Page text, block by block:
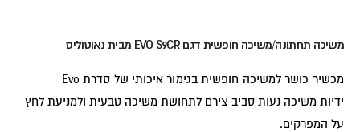
משיכה תחתונה/משיכה חופשית דגם EVO S9CR מבית נאוטוליס
מכשיר כושר למשיכה חופשית בגימור איכותי של סדרת Evo
ידיות משיכה נעות סביב צירם לתחושת משיכה טבעית ולמניעת לחץ
על המפרקים.